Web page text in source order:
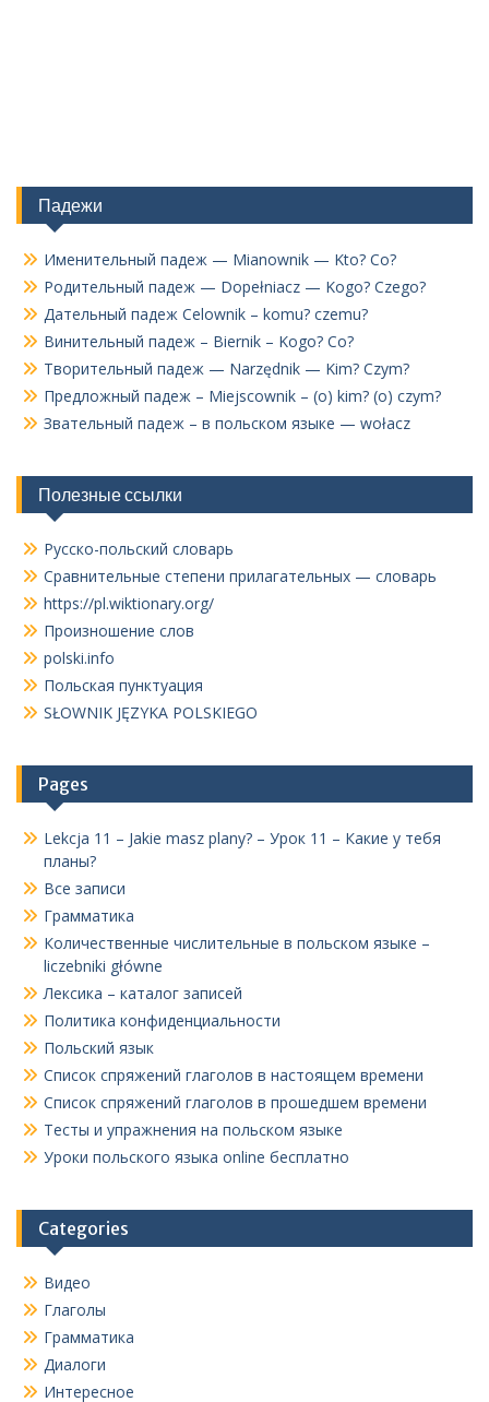
Падежи
Именительный падеж — Mianownik — Kto? Co?
Родительный падеж — Dopełniacz — Kogo? Czego?
Дательный падеж Celownik – komu? czemu?
Винительный падеж – Biernik – Kogo? Co?
Творительный падеж — Narzędnik — Kim? Czym?
Предложный падеж – Miejscownik – (o) kim? (o) czym?
Звательный падеж – в польском языке — wołacz
Полезные ссылки
Русско-польский словарь
Сравнительные степени прилагательных — словарь
https://pl.wiktionary.org/
Произношение слов
polski.info
Польская пунктуация
SŁOWNIK JĘZYKA POLSKIEGO
Pages
Lekcja 11 – Jakie masz plany? – Урок 11 – Какие у тебя
планы?
Все записи
Грамматика
Количественные числительные в польском языке –
liczebniki główne
Лексика – каталог записей
Политика конфиденциальности
Польский язык
Список спряжений глаголов в настоящем времени
Список спряжений глаголов в прошедшем времени
Тесты и упражнения на польском языке
Уроки польского языка online бесплатно
Categories
Видео
Глаголы
Грамматика
Диалоги
Интересное